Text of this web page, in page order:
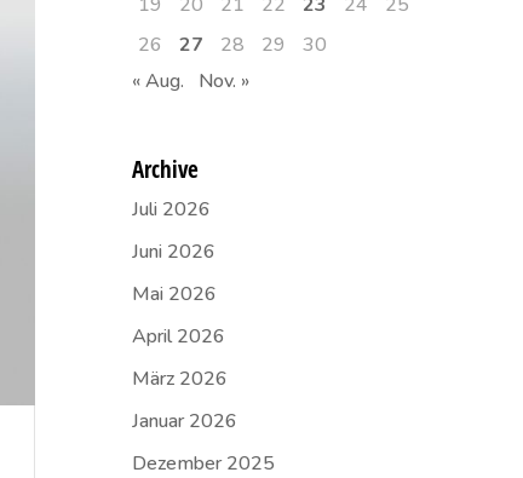
26
27 28 29
30
« Aug.
Nov. »
Archive
Juli 2026
Juni 2026
Mai 2026
April 2026
März 2026
Januar 2026
Dezember 2025